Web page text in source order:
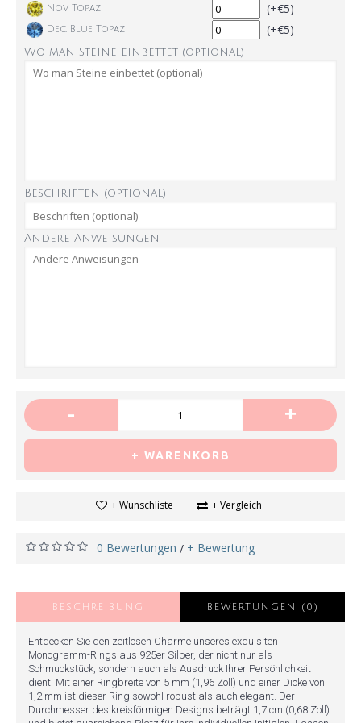
Nov. Topaz (+€5)
Dec. Blue Topaz (+€5)
Wo man Steine einbettet (optional)
Beschriften (optional)
Andere Anweisungen
- +
+ WARENKORB
+ Wunschliste + Vergleich
0 Bewertungen / + Bewertung
BESCHREIBUNG BEWERTUNGEN (0)
Entdecken Sie den zeitlosen Charme unseres exquisiten
Monogramm-Rings aus 925er Silber, der nicht nur als
Schmuckstück, sondern auch als Ausdruck Ihrer Persönlichkeit
dient. Mit einer Ringbreite von 5 mm (1,96 Zoll) und einer Dicke von
1,2 mm ist dieser Ring sowohl robust als auch elegant. Der
Durchmesser des kreisförmigen Designs beträgt 1,7 cm (0,68 Zoll)